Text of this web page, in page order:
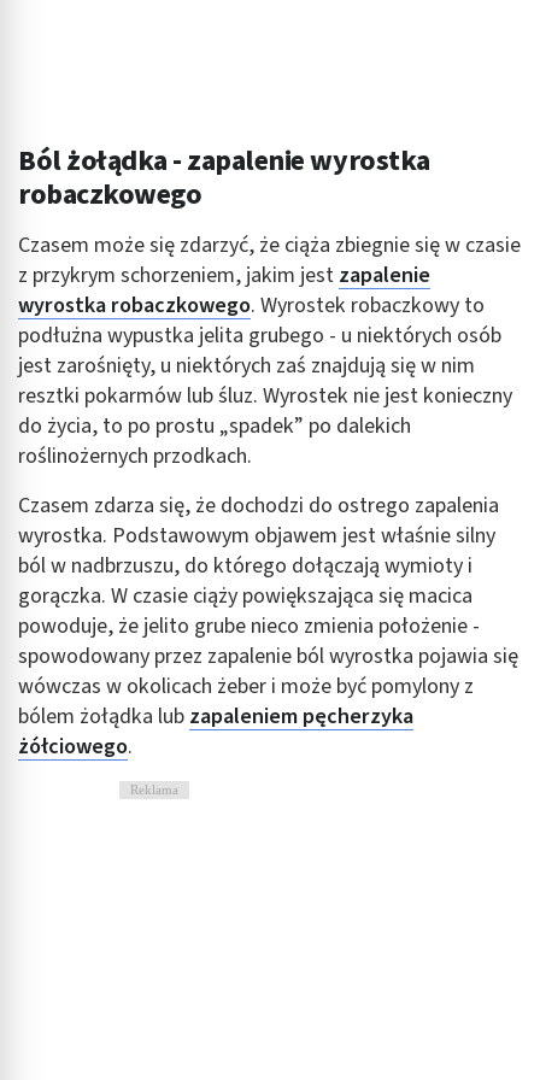
Ból żołądka - zapalenie wyrostka
robaczkowego
Czasem może się zdarzyć, że ciąża zbiegnie się w czasie
z przykrym schorzeniem, jakim jest zapalenie
wyrostka robaczkowego. Wyrostek robaczkowy to
podłużna wypustka jelita grubego - u niektórych osób
jest zarośnięty, u niektórych zaś znajdują się w nim
resztki pokarmów lub śluz. Wyrostek nie jest konieczny
do życia, to po prostu „spadek” po dalekich
roślinożernych przodkach.
Czasem zdarza się, że dochodzi do ostrego zapalenia
wyrostka. Podstawowym objawem jest właśnie silny
ból w nadbrzuszu, do którego dołączają wymioty i
gorączka. W czasie ciąży powiększająca się macica
powoduje, że jelito grube nieco zmienia położenie -
spowodowany przez zapalenie ból wyrostka pojawia się
wówczas w okolicach żeber i może być pomylony z
bólem żołądka lub zapaleniem pęcherzyka
żółciowego.
Reklama
Pomiar efektywności treści
Rozumienie odbiorców dzięki statystyce lub
Rozwój i ulepszanie usług
Wykorzystywanie ograniczonych danych do
wyboru treści
Funkcje specjalne IAB:
Użycie dokładnych danych geolokalizacyjnych
Identyfikowanie urządzeń na podstawie
aktywnie żądanych informacji
Cele przetwarzania inne niż IAB:
Niezbędne
Wydajność (Performance)
Reklama / śledzenie